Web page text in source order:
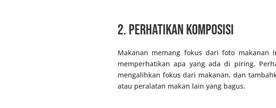
2. Perhatikan komposisi
Makanan memang fokus dari foto
memperhatikan apa yang ada di piring.
mengalihkan fokus dari makanan, dan
atau peralatan makan lain yang bagus.